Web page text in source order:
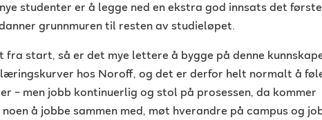
studenter er å legge ned en ekstra god innsats det første
grunnmuren til resten av studieløpet.
fra start, så er det mye lettere å bygge på denne
hos Noroff, og det er derfor helt normalt å
– men jobb kontinuerlig og stol på prosessen, da kommer
å jobbe sammen med, møt hverandre på campus og